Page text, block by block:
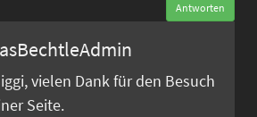
Antworten
vielen Dank für den Besuch
Seite.